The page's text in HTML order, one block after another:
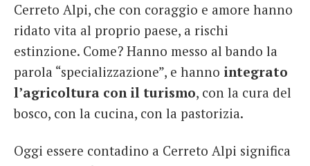
Cerreto Alpi, che con coraggio e amore hanno
ridato vita al proprio paese, a rischi
estinzione. Come? Hanno messo al bando la
parola “specializzazione”, e hanno integrato
l’agricoltura con il turismo, con la cura del
bosco, con la cucina, con la pastorizia.
Oggi essere contadino a Cerreto Alpi significa